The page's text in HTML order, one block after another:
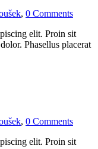
, 0 Comments
elit. Proin sit
Phasellus placerat
, 0 Comments
elit. Proin sit